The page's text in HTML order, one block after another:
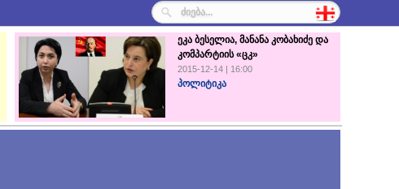
ეკა ბესელია, მანანა კობახიძე და
კომპარტიის «ცკ»
2015-12-14 | 16:00
პოლიტიკა